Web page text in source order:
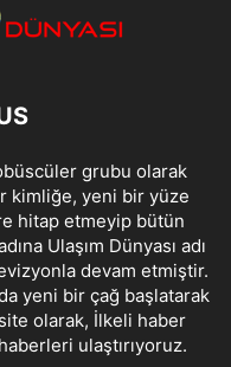
grubu olarak
kimliğe, yeni bir yüze
hitap etmeyip bütün
Ulaşım Dünyası adı
devam etmiştir.
yeni bir çağ başlatarak
olarak, İlkeli haber
ulaştırıyoruz.